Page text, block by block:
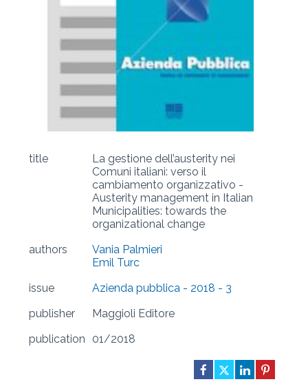
title
La gestione dell’austerity nei
Comuni italiani: verso il
cambiamento organizzativo -
Austerity management in Italian
Municipalities: towards the
organizational change
authors
Vania Palmieri
Emil Turc
issue
Azienda pubblica - 2018 - 3
publisher
Maggioli Editore
publication
01/2018